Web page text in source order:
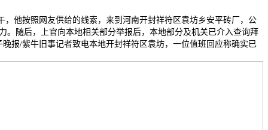
按照网友供给的线索，来到河南开封祥符区袁坊乡安平砖厂，公
随后，上官向本地相关部分举报后，本地部分及机关已介入查询拜
报/紫牛旧事记者致电本地开封祥符区袁坊，一位值班回应称确实已